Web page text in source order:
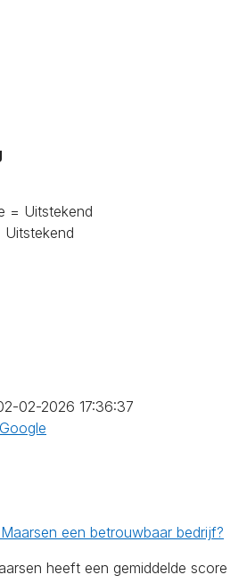
= Uitstekend
Uitstekend
02-2026 17:36:37
een betrouwbaar bedrijf?
heeft een gemiddelde score